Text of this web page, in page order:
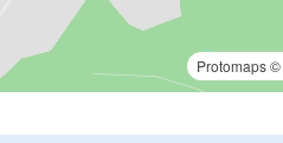
Protomaps©